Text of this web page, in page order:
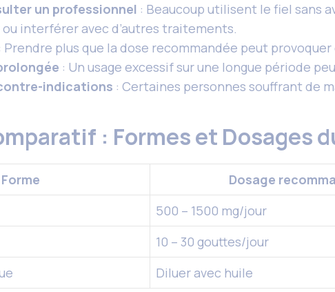
un professionnel : Beaucoup utilisent le fiel sans
interférer avec d’autres traitements.
Prendre plus que la dose recommandée peut
: Un usage excessif sur une longue période
indications : Certaines personnes souffrant de
: Formes et Dosages
Forme Dosage
500 – 1500 mg/jour
10 – 30 gouttes/jour
Diluer avec huile